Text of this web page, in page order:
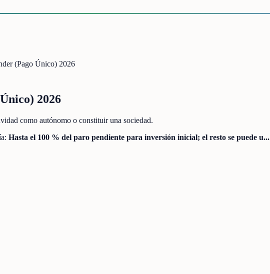
(Pago Único) 2026
2026
como autónomo o constituir una sociedad.
Hasta el 100 % del paro pendiente para inversión inicial; el resto se puede u...